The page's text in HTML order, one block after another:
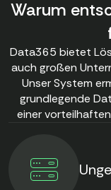
Warum
Data365 bietet
auch großen
Unser System
grundlegende
einer